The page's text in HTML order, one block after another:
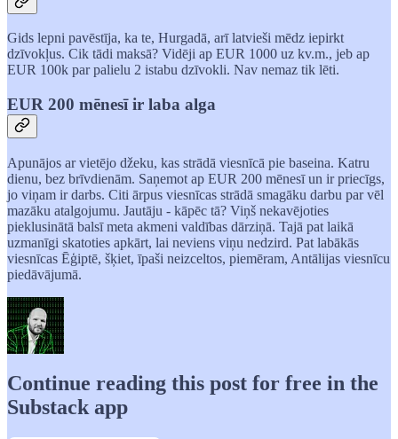
Gids lepni pavēstīja, ka te, Hurgadā, arī latvieši mēdz iepirkt
dzīvokļus. Cik tādi maksā? Vidēji ap EUR 1000 uz kv.m., jeb ap
EUR 100k par palielu 2 istabu dzīvokli. Nav nemaz tik lēti.
EUR 200 mēnesī ir laba alga
Apunājos ar vietējo džeku, kas strādā viesnīcā pie baseina. Katru
dienu, bez brīvdienām. Saņemot ap EUR 200 mēnesī un ir priecīgs,
jo viņam ir darbs. Citi ārpus viesnīcas strādā smagāku darbu par vēl
mazāku atalgojumu. Jautāju - kāpēc tā? Viņš nekavējoties
pieklusinātā balsī meta akmeni valdības dārziņā. Tajā pat laikā
uzmanīgi skatoties apkārt, lai neviens viņu nedzird. Pat labākās
viesnīcas Ēģiptē, šķiet, īpaši neizceltos, piemēram, Antālijas viesnīcu
piedāvājumā.
Continue reading this post for free in the
Substack app